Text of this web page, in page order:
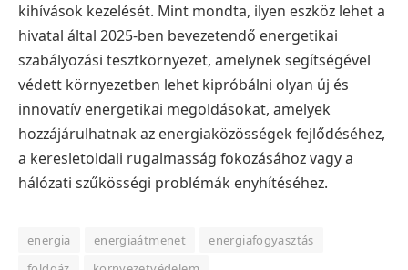
kihívások kezelését. Mint mondta, ilyen eszköz lehet a
hivatal által 2025-ben bevezetendő energetikai
szabályozási tesztkörnyezet, amelynek segítségével
védett környezetben lehet kipróbálni olyan új és
innovatív energetikai megoldásokat, amelyek
hozzájárulhatnak az energiaközösségek fejlődéséhez,
a keresletoldali rugalmasság fokozásához vagy a
hálózati szűkösségi problémák enyhítéséhez.
energia energiaátmenet
energiafogyasztás